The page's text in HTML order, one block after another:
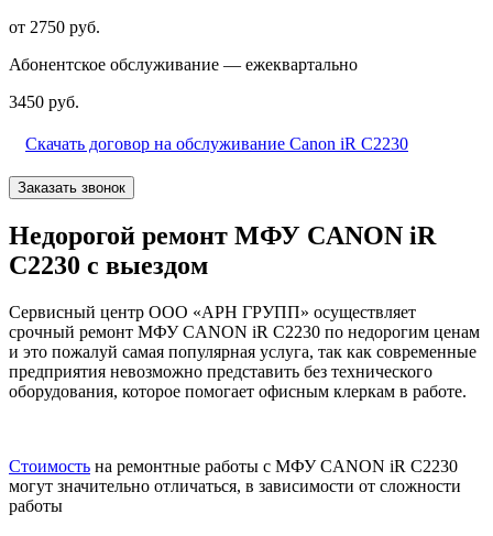
от 2750 руб.
Абонентское обслуживание — ежеквартально
3450 руб.
Скачать договор на обслуживание Canon iR C2230
Заказать звонок
Недорогой ремонт МФУ CANON iR
C2230 с выездом
Сервисный центр ООО «АРН ГРУПП» осуществляет
срочный ремонт МФУ CANON iR C2230 по недорогим ценам
и это пожалуй самая популярная услуга, так как современные
предприятия невозможно представить без технического
оборудования, которое помогает офисным клеркам в работе.
Стоимость на ремонтные работы с МФУ CANON iR C2230
могут значительно отличаться, в зависимости от сложности
работы